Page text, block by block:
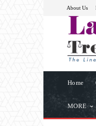
About Us
Home
MORE